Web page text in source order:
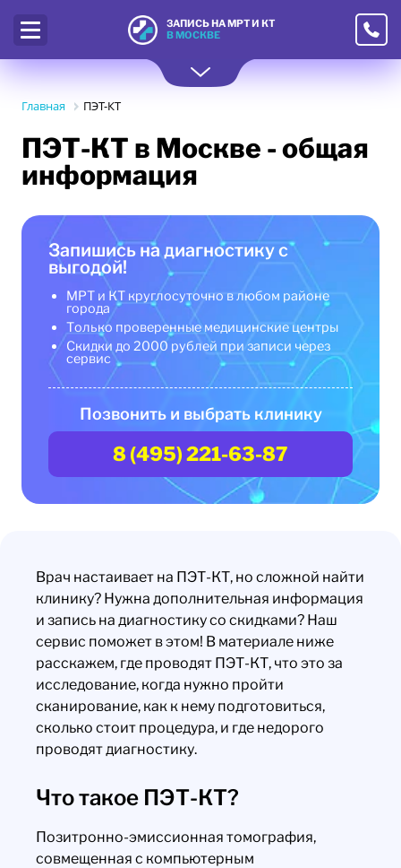
ЗАПИСЬ НА МРТ И КТ
В МОСКВЕ
Главная ПЭТ-КТ
ПЭТ-КТ в Москве - общая
информация
Запишись на диагностику с
выгодой!
МРТ и КТ круглосуточно в любом районе
города
Только проверенные медицинские центры
Скидки до 2000 рублей при записи через
сервис
Позвонить и выбрать клинику
8 (495) 221-63-87
Врач настаивает на ПЭТ-КТ, но сложной найти
клинику? Нужна дополнительная информация
и запись на диагностику со скидками? Наш
сервис поможет в этом! В материале ниже
расскажем, где проводят ПЭТ-КТ, что это за
исследование, когда нужно пройти
сканирование, как к нему подготовиться,
сколько стоит процедура, и где недорого
проводят диагностику.
Что такое ПЭТ-КТ?
Позитронно-эмиссионная томография,
совмещенная с компьютерным